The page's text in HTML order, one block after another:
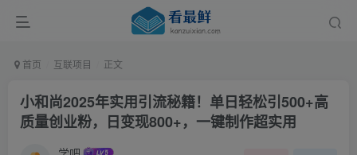
首页 互联项目 正文
小和尚2025年实用引流秘籍！单日轻松引500+高
质量创业粉，日变现800+，一键制作超实用